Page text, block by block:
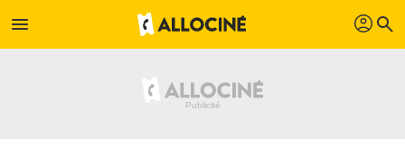
menu profil search